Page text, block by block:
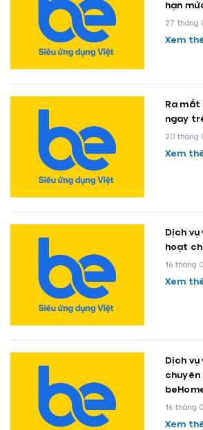
hạn
27 tháng
Xem
Ra mắt
ngay
20 tháng
Xem
Dịch
hoạt
16 tháng
Xem
Dịch vụ
chuyên
16 tháng
Xem